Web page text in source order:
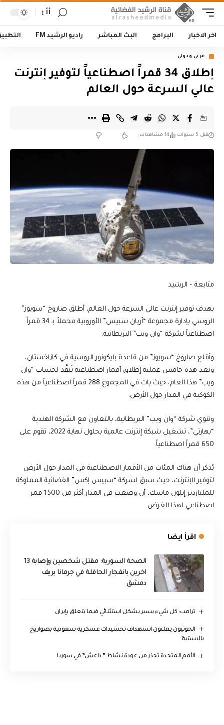
أأ
اخر الاخبار البرامج البث المباشر راديو الرشيد FM
عربي ودولي
إطلاق 34 قمراً اصطناعياً لتوفير إنترنت
عالي السرعة حول العالم
قبل 5 سنوات 14 مشاهدات
متابعة – الرشيد
بهدف توفير إنترنت عالي السرعة حول العالم، أطلق صاروخ “سويوز”
الروسي بإدارة مجموعة “أريان سبيس” الأوروبية محملاً بـ 34 قمراً
اصطناعياً لشركة “وان ويب” البريطانية.
وأقلع صاروخ “سويوز” من قاعدة بايكونور الروسية في كازاخستان،
وتعد هذه خامس عملية إطلاق أقمار اصطناعية تُنفَّذ لحساب “وان
ويب” هذا العام، حيث بات في المجموع 288 قمراً اصطناعياً من هذه
الكوكبة في المدار حول الأرض.
وتنوي شركة “وان ويب” البريطانية، بالتعاون مع الشركة الهندية
“بهارتي”، تشغيل شبكة إنترنت عالمية بحلول نهاية 2022، تقوم على
650 قمراً اصطناعياً.
يُذكر أن هناك المئات من الأقمار الاصطناعية في المدار حول الأرض
لتوفير الإنترنت، حيث سبق لشركة “سبيس إكس” الفضائية المملوكة
للملياردير إيلون ماسك، أن وضعت في المدار أكثر من 1500 قمر
اصطناعي لهذا الغرض.
اقرأ ايضا
الصحة السورية: مقتل شخصين وإصابة 13
اخرين بانفجار الحافلة في جرمانا بريف
دمشق
ترامب: كل شيء يسير بشكل استثنائي فيما يتعلق بإيران
الحوثيون يعلنون استهداف تحشيدات عسكرية سعودية بصواريخ
باليستية
الأمم المتحدة تحذر من عودة نشاط ” داعش” في سوريا